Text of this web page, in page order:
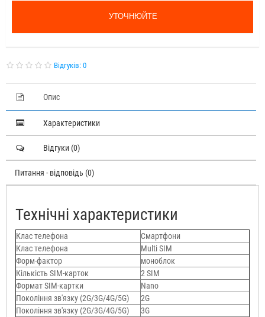
УТОЧНЮЙТЕ
Відгуків: 0
Опис
Характеристики
Відгуки (0)
Питання - відповідь (0)
Технічні характеристики
Клас телефона
Смартфони
Клас телефона
Multi SIM
Форм-фактор
моноблок
Кількість SIM-карток
2 SIM
Формат SIM-картки
Nano
Покоління зв'язку (2G/3G/4G/5G)
2G
Покоління зв'язку (2G/3G/4G/5G)
3G